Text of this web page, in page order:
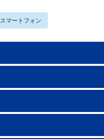
スマートフォン